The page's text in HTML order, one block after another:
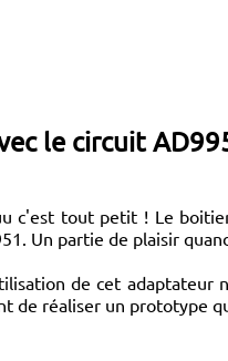
le circuit
c'est tout petit ! Le
Un partie de plaisir
de cet adaptateur
de réaliser un prototype